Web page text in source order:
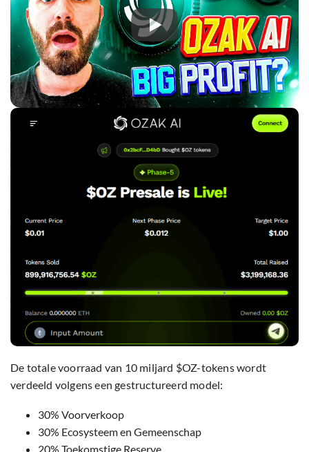
De totale voorraad van 10 miljard $OZ-tokens wordt
verdeeld volgens een gestructureerd model:
30% Voorverkoop
30% Ecosysteem en Gemeenschap
20% Toekomstige Reserve